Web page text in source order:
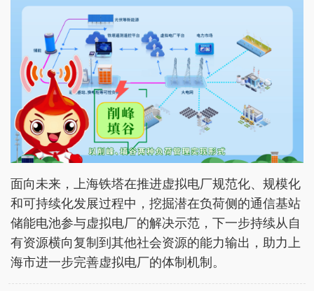
面向未来，上海铁塔在推进虚拟电厂规范化、规模化
和可持续化发展过程中，挖掘潜在负荷侧的通信基站
储能电池参与虚拟电厂的解决示范，下一步持续从自
有资源横向复制到其他社会资源的能力输出，助力上
海市进一步完善虚拟电厂的体制机制。